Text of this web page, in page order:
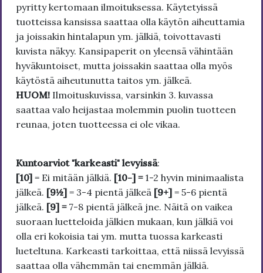
pyritty kertomaan ilmoituksessa. Käytetyissä
tuotteissa kansissa saattaa olla käytön aiheuttamia
ja joissakin hintalapun ym. jälkiä, toivottavasti
kuvista näkyy. Kansipaperit on yleensä vähintään
hyväkuntoiset, mutta joissakin saattaa olla myös
käytöstä aiheutunutta taitos ym. jälkeä.
HUOM! Ilmoituskuvissa, varsinkin 3. kuvassa
saattaa valo heijastaa molemmin puolin tuotteen
reunaa, joten tuotteessa ei ole vikaa.
Kuntoarviot "karkeasti" levyissä:
[10] = Ei mitään jälkiä. [10-] = 1-2 hyvin minimaalista
jälkeä. [9½] = 3-4 pientä jälkeä [9+] = 5-6 pientä
jälkeä. [9] = 7-8 pientä jälkeä jne. Näitä on vaikea
suoraan luetteloida jälkien mukaan, kun jälkiä voi
olla eri kokoisia tai ym. mutta tuossa karkeasti
lueteltuna. Karkeasti tarkoittaa, että niissä levyissä
saattaa olla vähemmän tai enemmän jälkiä.